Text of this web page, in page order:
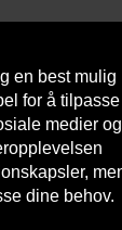
en best mulig
for å tilpasse
medier
dine behov.